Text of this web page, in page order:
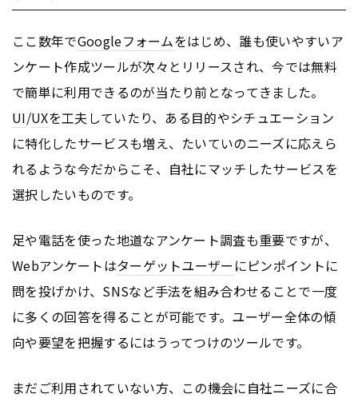
ここ数年でGoogleフォームをはじめ、誰も使いやすいア
ンケート作成ツールが次々とリリースされ、今では無料
で簡単に利用できるのが当たり前となってきました。
UI/UXを工夫していたり、ある目的やシチュエーション
に特化したサービスも増え、たいていのニーズに応えら
れるような今だからこそ、自社にマッチしたサービスを
選択したいものです。
足や電話を使った地道なアンケート調査も重要ですが、
Webアンケートはターゲットユーザー にピンポイントに
問を投げかけ、SNSなど手法を組み合わせることで一度
に多くの回答を得ることが可能です。ユーザー全体の傾
向や要望を把握するにはうってつけのツールです。
まだご利用されていない方、この機会に自社ニーズに合